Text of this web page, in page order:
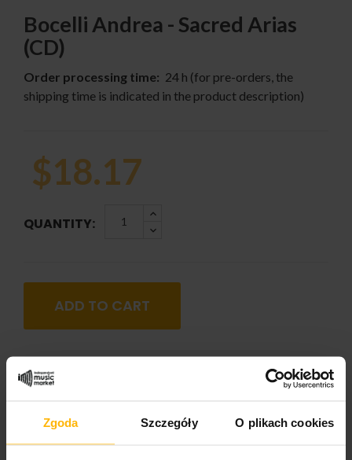
Zgoda Szczegóły O plikach cookies
Bocelli Andrea - Sacred Arias
(CD)
Order processing time: 24 h (for pre-orders, the
shipping time is indicated in the product description)
$18.17
QUANTITY:
ADD TO CART
Genre:
Klasyka